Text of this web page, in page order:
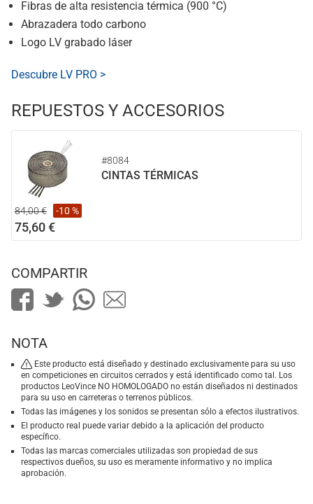
Fibras de alta resistencia térmica (900 °C)
Abrazadera todo carbono
Logo LV grabado láser
Descubre LV PRO >
REPUESTOS Y ACCESORIOS
#8084
CINTAS TÉRMICAS
84,00 € -10 %
75,60 €
COMPARTIR
NOTA
Este producto está diseñado y destinado exclusivamente para su uso
en competiciones en circuitos cerrados y está identificado como tal. Los
productos LeoVince NO HOMOLOGADO no están diseñados ni destinados
para su uso en carreteras o terrenos públicos.
Todas las imágenes y los sonidos se presentan sólo a efectos ilustrativos.
El producto real puede variar debido a la aplicación del producto
específico.
Todas las marcas comerciales utilizadas son propiedad de sus
respectivos dueños, su uso es meramente informativo y no implica
aprobación.